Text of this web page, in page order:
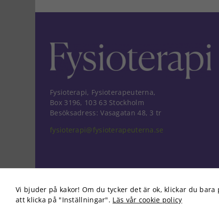
Fysioterapi, Fysioterapeuterna,
Box 3196, 103 63 Stockholm
Besöksadress: Vasagatan 48, 3 tr
fysioterapi@fysioterapeuterna.se
Copyright 2026 Fysioterapi | All Rights Reserved
Vi bjuder på kakor! Om du tycker det är ok, klickar du
att klicka på "Inställningar". Läs vår cookie policy